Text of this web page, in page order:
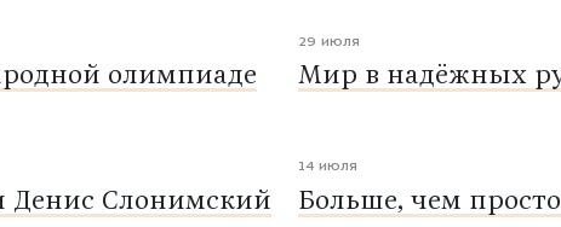
олимпиаде
29 июля
Мир в надёжных
Денис Слонимский
14 июля
Больше, чем